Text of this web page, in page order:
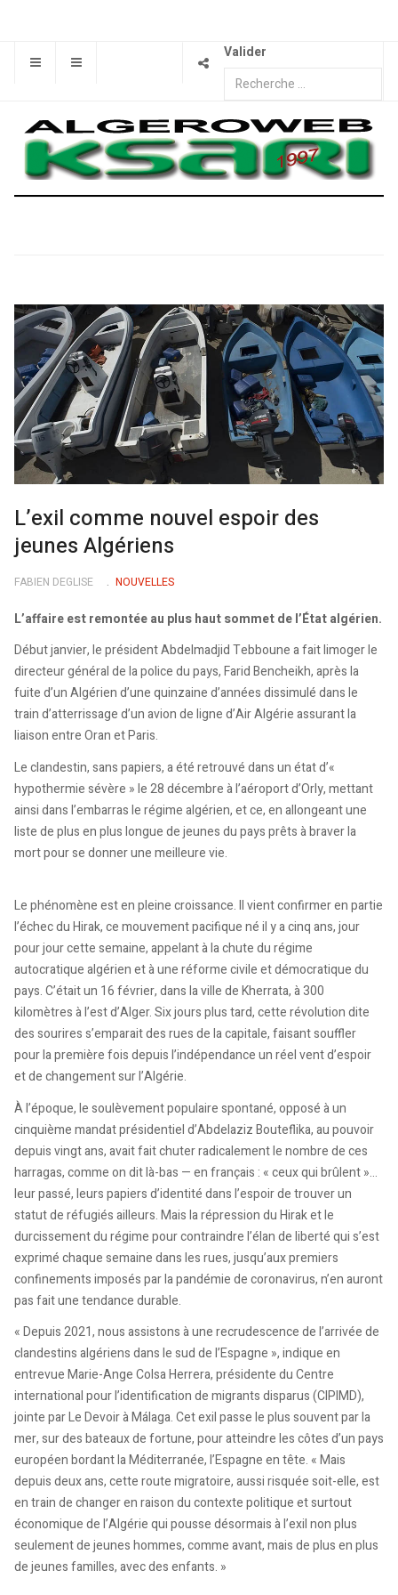
Valider
L’exil comme nouvel espoir des
jeunes Algériens
FABIEN DEGLISE NOUVELLES
L’affaire est remontée au plus haut sommet de l’État algérien.
Début janvier, le président Abdelmadjid Tebboune a fait limoger le
directeur général de la police du pays, Farid Bencheikh, après la
fuite d’un Algérien d’une quinzaine d’années dissimulé dans le
train d’atterrissage d’un avion de ligne d’Air Algérie assurant la
liaison entre Oran et Paris.
Le clandestin, sans papiers, a été retrouvé dans un état d’«
hypothermie sévère » le 28 décembre à l’aéroport d’Orly, mettant
ainsi dans l’embarras le régime algérien, et ce, en allongeant une
liste de plus en plus longue de jeunes du pays prêts à braver la
mort pour se donner une meilleure vie.
Le phénomène est en pleine croissance. Il vient confirmer en partie
l’échec du Hirak, ce mouvement pacifique né il y a cinq ans, jour
pour jour cette semaine, appelant à la chute du régime
autocratique algérien et à une réforme civile et démocratique du
pays. C’était un 16 février, dans la ville de Kherrata, à 300
kilomètres à l’est d’Alger. Six jours plus tard, cette révolution dite
des sourires s’emparait des rues de la capitale, faisant souffler
pour la première fois depuis l’indépendance un réel vent d’espoir
et de changement sur l’Algérie.
À l’époque, le soulèvement populaire spontané, opposé à un
cinquième mandat présidentiel d’Abdelaziz Bouteflika, au pouvoir
depuis vingt ans, avait fait chuter radicalement le nombre de ces
harragas, comme on dit là-bas — en français : « ceux qui brûlent »…
leur passé, leurs papiers d’identité dans l’espoir de trouver un
statut de réfugiés ailleurs. Mais la répression du Hirak et le
durcissement du régime pour contraindre l’élan de liberté qui s’est
exprimé chaque semaine dans les rues, jusqu’aux premiers
confinements imposés par la pandémie de coronavirus, n’en auront
pas fait une tendance durable.
« Depuis 2021, nous assistons à une recrudescence de l’arrivée de
clandestins algériens dans le sud de l’Espagne », indique en
entrevue Marie-Ange Colsa Herrera, présidente du Centre
international pour l’identification de migrants disparus (CIPIMD),
jointe par Le Devoir à Málaga. Cet exil passe le plus souvent par la
mer, sur des bateaux de fortune, pour atteindre les côtes d’un pays
européen bordant la Méditerranée, l’Espagne en tête. « Mais
depuis deux ans, cette route migratoire, aussi risquée soit-elle, est
en train de changer en raison du contexte politique et surtout
économique de l’Algérie qui pousse désormais à l’exil non plus
seulement de jeunes hommes, comme avant, mais de plus en plus
de jeunes familles, avec des enfants. »